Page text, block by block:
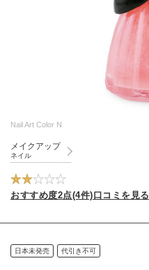
Nail Art Color N
メイクアップ
ネイル
おすすめ度2点(4件)口コミを見る
日本未発売 代引き不可